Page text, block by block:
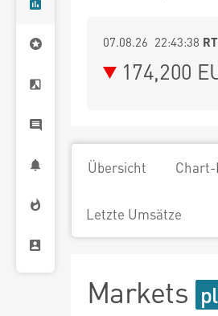
07.08.26 22:43:38 RT
174,200
Übersicht Chart-
Letzte Umsätze
Markets